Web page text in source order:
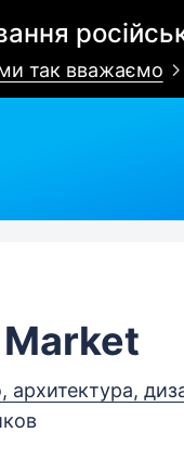
так вважаємо
архитектура,